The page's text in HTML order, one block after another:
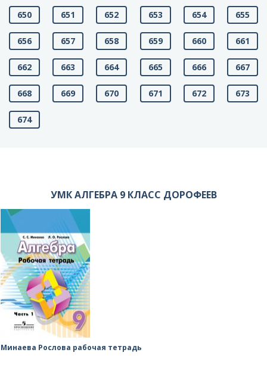
650 651 652 653 654 655
656 657 658 659 660 661
662 663 664 665 666 667
668 669 670 671 672 673
674
УМК АЛГЕБРА 9 КЛАСС ДОРОФЕЕВ
Минаева Рослова рабочая тетрадь